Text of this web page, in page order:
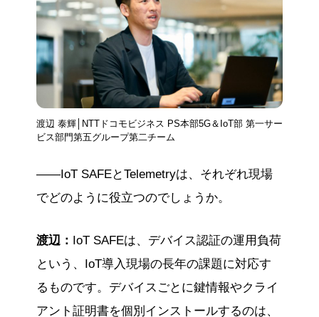
渡辺 泰輝│NTTドコモビジネス PS本部5G＆IoT部 第一サー
ビス部門第五グループ第二チーム
——IoT SAFEとTelemetryは、それぞれ現場
でどのように役立つのでしょうか。
渡辺： IoT SAFEは、デバイス認証の運用負荷
という、IoT導入現場の長年の課題に対応す
るものです。デバイスごとに鍵情報やクライ
アント証明書を個別インストールするのは、